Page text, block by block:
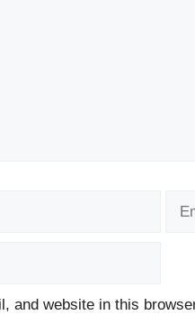
and website in this